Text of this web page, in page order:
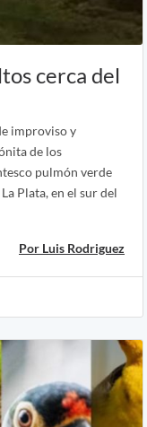
cerca del
improviso y
de los
pulmón verde
Plata, en el sur del
Por Luis Rodriguez